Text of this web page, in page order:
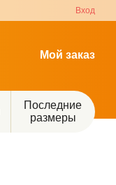
Вход
Мой заказ
Последние
размеры